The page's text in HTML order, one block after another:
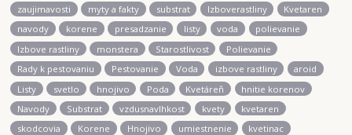
zaujimavosti
myty a fakty substrat Izboverastliny
Kvetaren
navody
korene presadzanie listy voda
polievanie
Izbove rastliny
monstera Starostlivost
Polievanie
Rady k pestovaniu
Pestovanie Voda izbove rastliny
aroid
Listy
svetlo hnojivo Poda Kvetáreň
hnitie korenov
Navody
Substrat vzdusnavlhkost kvety
kvetaren
skodcovia
Korene Hnojivo umiestnenie kvetinac